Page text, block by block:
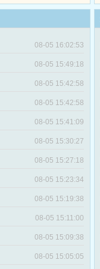
08-05 16:02:53
08-05 15:49:18
08-05 15:42:58
08-05 15:42:58
08-05 15:41:09
08-05 15:30:27
08-05 15:27:18
08-05 15:23:34
08-05 15:19:38
08-05 15:11:00
08-05 15:09:38
08-05 15:05:05